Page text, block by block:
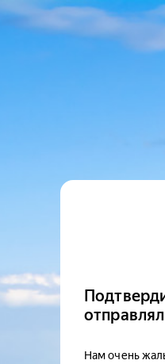
Нам очень